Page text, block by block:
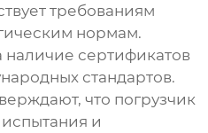
требованиям
нормам.
сертификатов
стандартов.
что погрузчик
и